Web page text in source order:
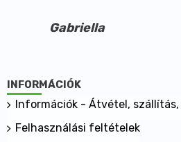
Gabriella
INFORMÁCIÓK
Információk - Átvétel,
Felhasználási feltételek